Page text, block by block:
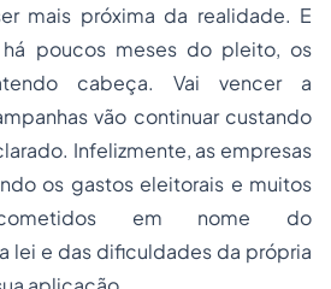
mais próxima da realidade. E
poucos meses do pleito, os
cabeça. Vai vencer a
vão continuar custando
Infelizmente, as empresas
os gastos eleitorais e muitos
em nome do
lei e das dificuldades da própria